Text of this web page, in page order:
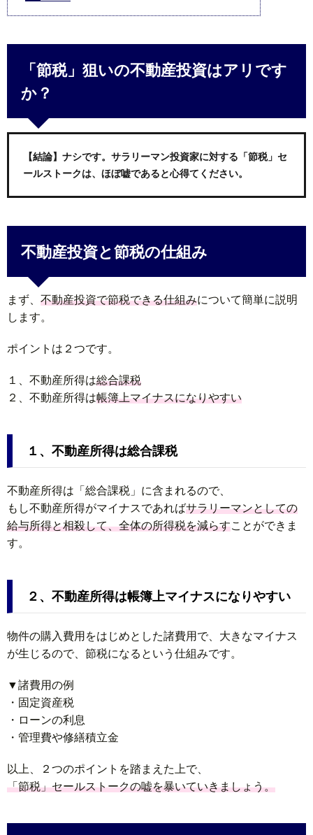
「節税」狙いの不動産投資はアリです
か？
【結論】ナシです。サラリーマン投資家に対する「節税」セ
ールストークは、ほぼ嘘であると心得てください。
不動産投資と節税の仕組み
まず、 不動産投資で節税できる仕組みについて簡単に説明
します。
ポイントは２つです。
１、不動産所得は総合課税
２、不動産所得は帳簿上マイナスになりやすい
１、不動産所得は総合課税
不動産所得は「総合課税」に含まれるので、
もし不動産所得がマイナスであればサラリーマンとしての
給与所得と相殺して、全体の所得税を減らすことができま
す。
２、不動産所得は帳簿上マイナスになりやすい
物件の購入費用をはじめとした諸費用で、大きなマイナス
が生じるので、節税になるという仕組みです。
▼諸費用の例
・固定資産税
・ローンの利息
・管理費や修繕積立金
以上、２つのポイントを踏まえた上で、
「節税」セールストークの嘘を暴いていきましょう。